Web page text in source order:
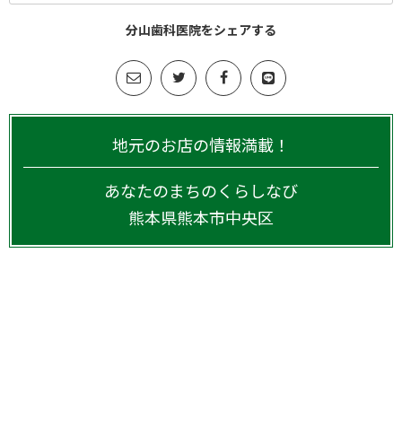
分山歯科医院をシェアする
地元のお店の情報満載！
あなたのまちのくらしなび
熊本県熊本市中央区